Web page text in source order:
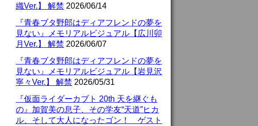
織Ver.】 解禁 2026/06/14
『青春ブタ野郎はディアフレンドの夢を
見ない』メモリアルビジュアル【広川卯
月Ver.】 解禁 2026/06/07
『青春ブタ野郎はディアフレンドの夢を
見ない』メモリアルビジュアル【岩見沢
寧々Ver.】 解禁 2026/05/31
『仮面ライダーカブト 20th 天を継ぐも
の』加賀美の息子、その学友“天道”ヒカ
ル、そして大人になったゴン！ ゲスト